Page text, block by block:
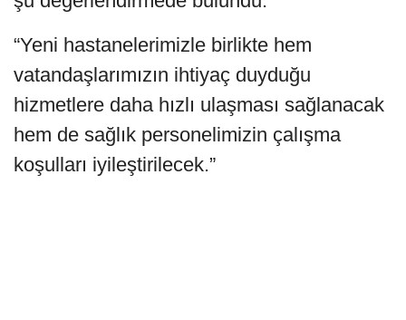
“Yeni hastanelerimizle birlikte hem
vatandaşlarımızın ihtiyaç duyduğu
hizmetlere daha hızlı ulaşması sağlanacak
hem de sağlık personelimizin çalışma
koşulları iyileştirilecek.”